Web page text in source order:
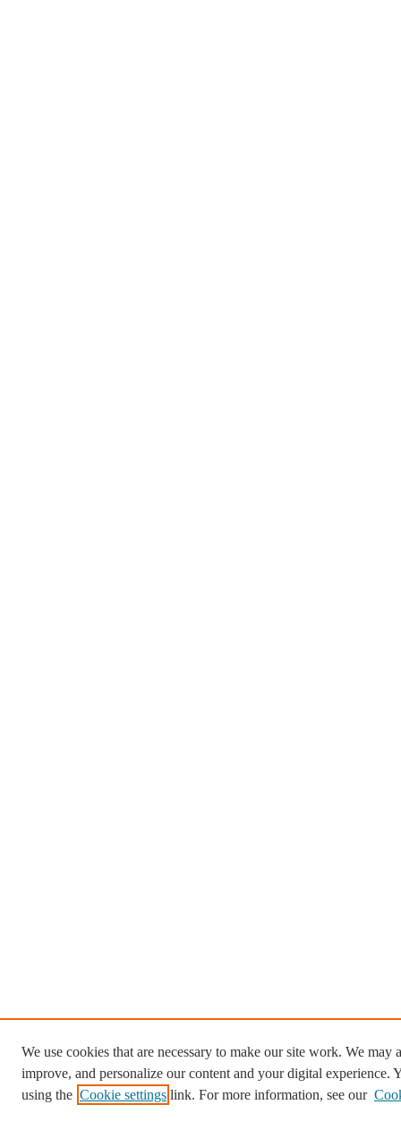
We use cookies that are necessary to make our site work. We may
improve, and personalize our content and your digital experience.
using the Cookie settings link. For more information, see our